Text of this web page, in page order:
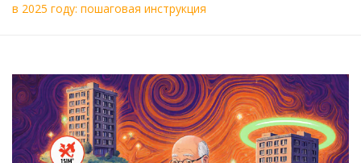
в 2025 году: пошаговая инструкция